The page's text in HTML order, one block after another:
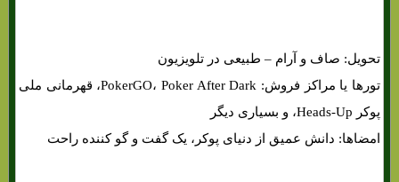
تحویل: صاف و آرام – طبیعی در تلویزیون
تورها یا مراکز فروش: PokerGO، Poker After Dark، قهرمانی ملی
پوکر Heads-Up، و بسیاری دیگر
امضاها: دانش عمیق از دنیای پوکر، یک گفت و گو کننده راحت